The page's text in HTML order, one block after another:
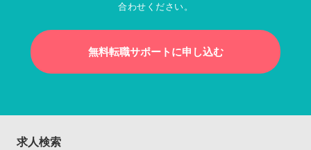
合わせください。
無料転職サポートに申し込む
求人検索